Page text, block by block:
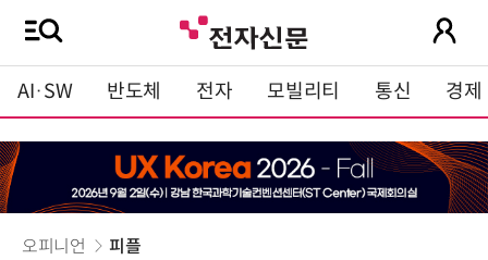
AI·SW 반도체 전자 모빌리티 통신 경제
오피니언 피플